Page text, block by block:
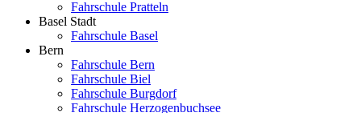
Fahrschule Pratteln
Basel Stadt
Fahrschule Basel
Bern
Fahrschule Bern
Fahrschule Biel
Fahrschule Burgdorf
Fahrschule Herzogenbuchsee